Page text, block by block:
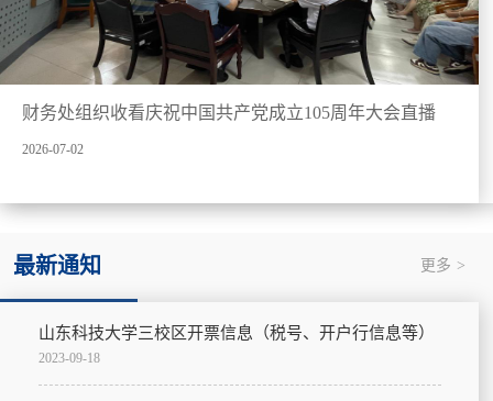
财务处组织收看庆祝中国共产党成立105周年大会直播
2026-07-02
最新通知 更多 >
山东科技大学三校区开票信息（税号、开户行信息等）
2023-09-18